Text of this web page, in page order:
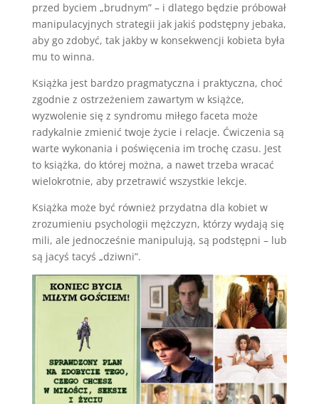
przed byciem „brudnym” – i dlatego będzie próbował
manipulacyjnych strategii jak jakiś podstępny jebaka,
aby go zdobyć, tak jakby w konsekwencji kobieta była
mu to winna.
Książka jest bardzo pragmatyczna i praktyczna, choć
zgodnie z ostrzeżeniem zawartym w książce,
wyzwolenie się z syndromu miłego faceta może
radykalnie zmienić twoje życie i relacje. Ćwiczenia są
warte wykonania i poświęcenia im trochę czasu. Jest
to książka, do której można, a nawet trzeba wracać
wielokrotnie, aby przetrawić wszystkie lekcje.
Książka może być również przydatna dla kobiet w
zrozumieniu psychologii mężczyzn, którzy wydają się
mili, ale jednocześnie manipulują, są podstępni – lub
są jacyś tacyś „dziwni”.